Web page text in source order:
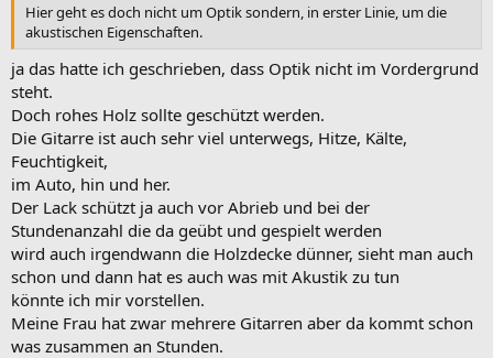
Hier geht es doch nicht um Optik sondern, in erster Linie, um die
akustischen Eigenschaften.
ja das hatte ich geschrieben, dass Optik nicht im Vordergrund
steht.
Doch rohes Holz sollte geschützt werden.
Die Gitarre ist auch sehr viel unterwegs, Hitze, Kälte,
Feuchtigkeit,
im Auto, hin und her.
Der Lack schützt ja auch vor Abrieb und bei der
Stundenanzahl die da geübt und gespielt werden
wird auch irgendwann die Holzdecke dünner, sieht man auch
schon und dann hat es auch was mit Akustik zu tun
könnte ich mir vorstellen.
Meine Frau hat zwar mehrere Gitarren aber da kommt schon
was zusammen an Stunden.